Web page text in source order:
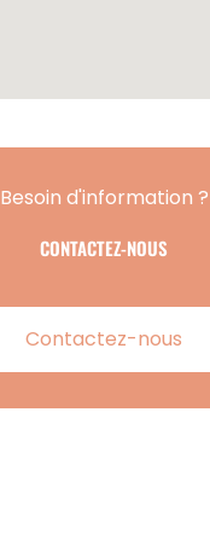
Besoin d'information ?
CONTACTEZ-NOUS
Contactez-nous